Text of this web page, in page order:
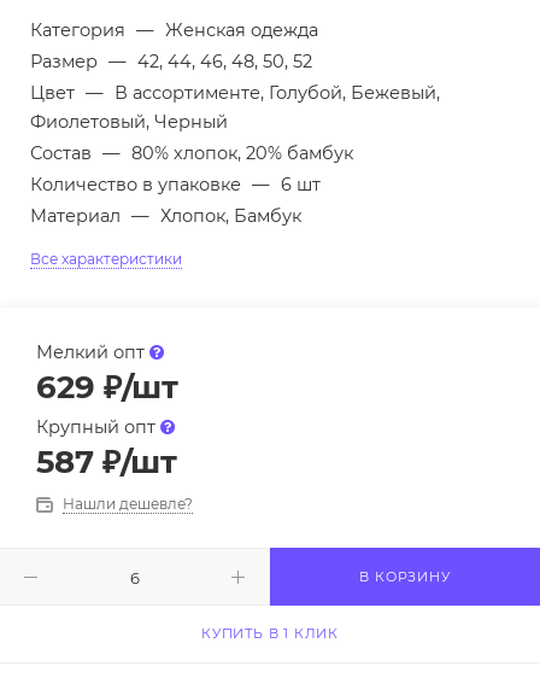
Категория — Женская одежда
Размер — 42, 44, 46, 48, 50, 52
Цвет — В ассортименте, Голубой, Бежевый,
Фиолетовый, Черный
Состав — 80% хлопок, 20% бамбук
Количество в упаковке — 6 шт
Материал — Хлопок, Бамбук
Все характеристики
Мелкий опт
629 ₽/шт
Крупный опт
587 ₽/шт
Нашли дешевле?
В КОРЗИНУ
КУПИТЬ В 1 КЛИК